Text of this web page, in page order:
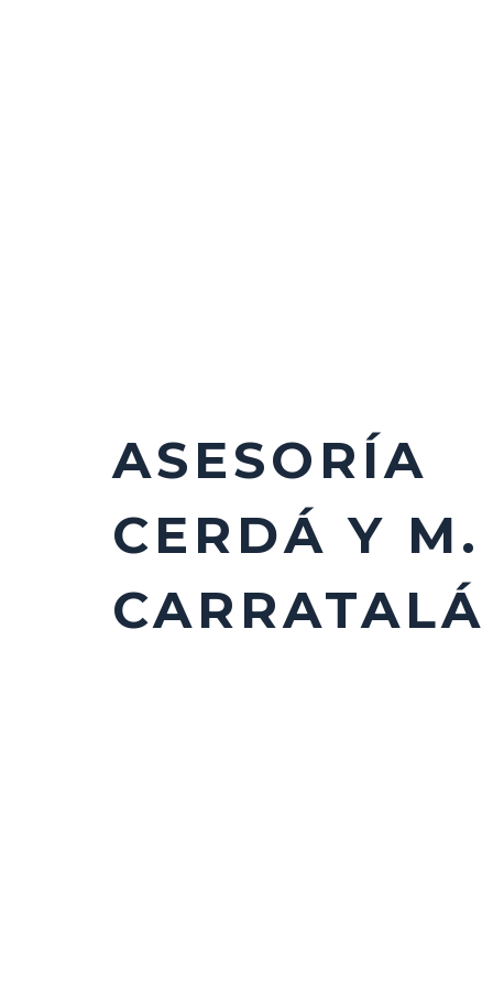
ASESORÍA
CERDÁ Y M.
CARRATALÁ